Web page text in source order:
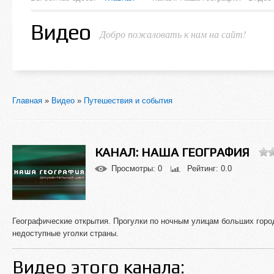
Видео Добро пожаловать к нам на сайт!
Главная » Видео » Путешествия и события
КАНАЛ: НАША ГЕОГРАФИЯ
Просмотры: 0 Рейтинг: 0.0
Географические открытия. Прогулки по ночным улицам больших
недоступные уголки страны.
Видео этого канала: